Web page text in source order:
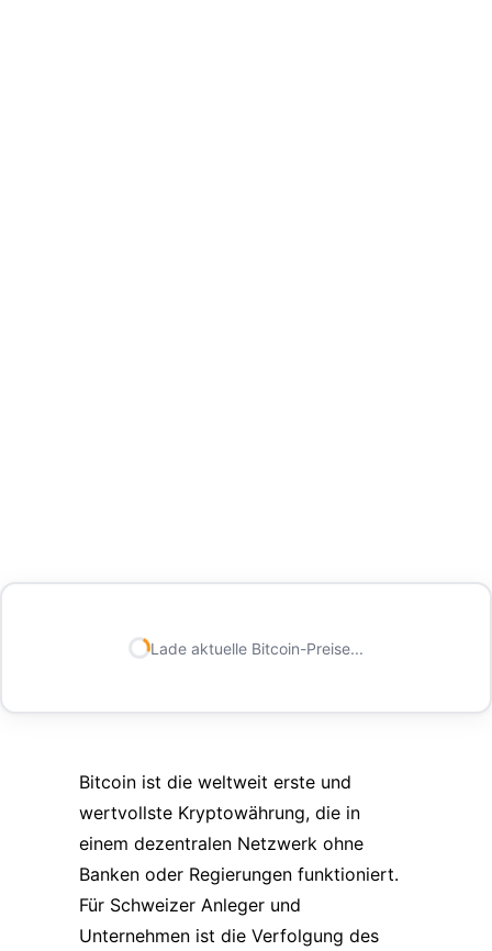
Lade aktuelle Bitcoin-Preise...
Bitcoin ist die weltweit erste und
wertvollste Kryptowährung, die in
einem dezentralen Netzwerk ohne
Banken oder Regierungen funktioniert.
Für Schweizer Anleger und
Unternehmen ist die Verfolgung des